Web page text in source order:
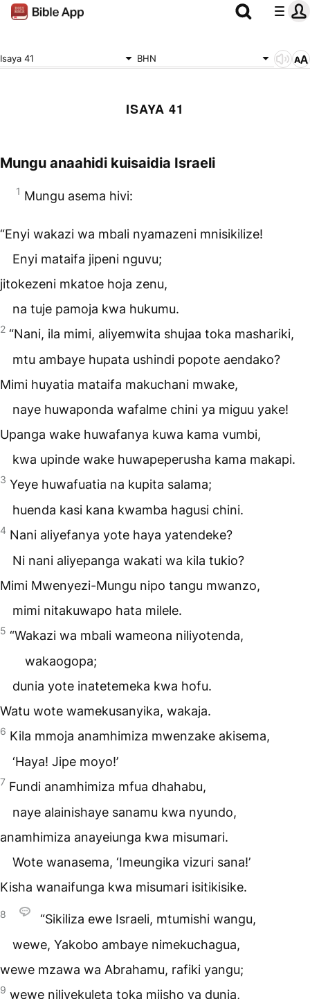
Isaya 41 BHN
ISAYA 41
Mungu anaahidi kuisaidia Israeli
1 Mungu asema hivi:
“Enyi wakazi wa mbali nyamazeni mnisikilize!
Enyi mataifa jipeni nguvu;
jitokezeni mkatoe hoja zenu,
na tuje pamoja kwa hukumu.
2 “Nani, ila mimi, aliyemwita shujaa toka mashariki,
mtu ambaye hupata ushindi popote aendako?
Mimi huyatia mataifa makuchani mwake,
naye huwaponda wafalme chini ya miguu yake!
Upanga wake huwafanya kuwa kama vumbi,
kwa upinde wake huwapeperusha kama makapi.
3 Yeye huwafuatia na kupita salama;
huenda kasi kana kwamba hagusi chini.
4 Nani aliyefanya yote haya yatendeke?
Ni nani aliyepanga wakati wa kila tukio?
Mimi Mwenyezi-Mungu nipo tangu mwanzo,
mimi nitakuwapo hata milele.
5 “Wakazi wa mbali wameona niliyotenda,
wakaogopa;
dunia yote inatetemeka kwa hofu.
Watu wote wamekusanyika, wakaja.
6 Kila mmoja anamhimiza mwenzake akisema,
‘Haya! Jipe moyo!’
7 Fundi anamhimiza mfua dhahabu,
naye alainishaye sanamu kwa nyundo,
anamhimiza anayeiunga kwa misumari.
Wote wanasema, ‘Imeungika vizuri sana!’
Kisha wanaifunga kwa misumari isitikisike.
8
“Sikiliza ewe Israeli, mtumishi wangu,
wewe, Yakobo ambaye nimekuchagua,
wewe mzawa wa Abrahamu, rafiki yangu;
9 wewe niliyekuleta toka miisho ya dunia,